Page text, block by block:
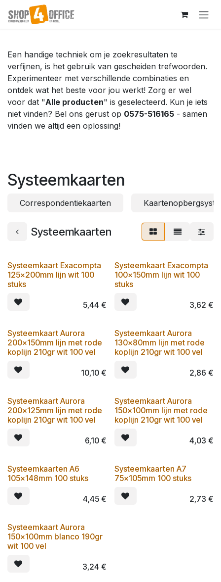
Overslaan naar inhoud
Een handige techniek om je zoekresultaten te
verfijnen, is het gebruik van gescheiden trefwoorden.
Experimenteer met verschillende combinaties en
ontdek wat het beste voor jou werkt! Zorg er wel
voor dat "Alle producten" is geselecteerd. Kun je iets
niet vinden? Bel ons gerust op 0575-516165 - samen
vinden we altijd een oplossing!
Systeemkaarten
Correspondentiekaarten
Systeemkaarten
Systeemkaart Exacompta
125x200mm lijn wit 100
stuks
5,44 €
Systeemkaart Exacompta
100x150mm lijn wit 100
stuks
3,62 €
Systeemkaart Aurora
200x150mm lijn met rode
koplijn 210gr wit 100 vel
10,10€
Systeemkaart Aurora
130x80mm lijn met rode
koplijn 210gr wit 100 vel
2,86 €
Systeemkaart Aurora
200x125mm lijn met rode
koplijn 210gr wit 100 vel
6,10€
Systeemkaart Aurora
150x100mm lijn met rode
koplijn 210gr wit 100 vel
4,03 €
Systeemkaarten A6
105x148mm 100 stuks
4,45€
Systeemkaarten A7
75x105mm 100 stuks
2,73 €
Systeemkaart Aurora
150x100mm blanco 190gr
wit 100 vel
3,24 €